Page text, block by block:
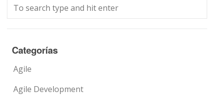
Categorías
Agile
Agile Development